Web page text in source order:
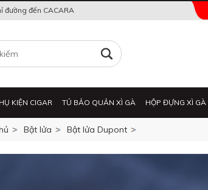
đường đến CACARA
KIỆN CIGAR TỦ BẢO QUẢN XÌ GÀ HỘP ĐỰNG XÌ GÀ
Bật lửa Bật lửa Dupont